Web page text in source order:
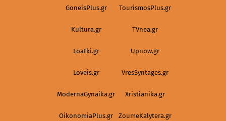
GoneisPlus.gr TourismosPlus.gr
Kultura.gr TVnea.gr
Loatki.gr Upnow.gr
Loveis.gr VresSyntages.gr
ModernaGynaika.gr Xristianika.gr
OikonomiaPlus.gr ZoumeKalytera.gr